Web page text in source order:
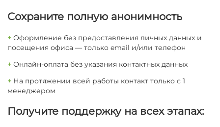
Сохраните полную анонимность
+ Оформление без предоставления личных данных и
посещения офиса — только email и/или телефон
+ Онлайн-оплата без указания контактных данных
+ На протяжении всей работы контакт только с 1
менеджером
Получите поддержку на всех этапах: